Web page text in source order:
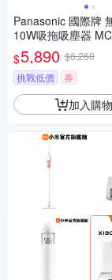
Panasonic 國際牌
10W吸拖吸塵器
$5,890 $6,260
挑戰低價
券
加入購